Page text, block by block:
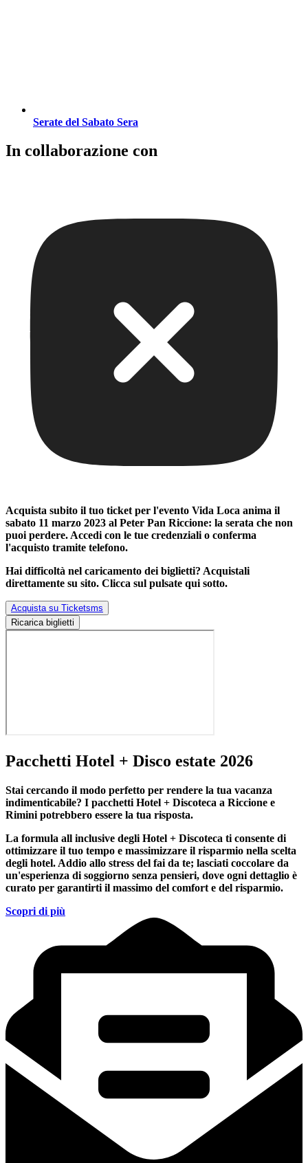
Serate del Sabato Sera
In collaborazione con
Acquista subito il tuo ticket per l'evento Vida Loca anima il
sabato 11 marzo 2023 al Peter Pan Riccione: la serata che non
puoi perdere. Accedi con le tue credenziali o conferma
l'acquisto tramite telefono.
Hai difficoltà nel caricamento dei biglietti? Acquistali
direttamente su sito. Clicca sul pulsate qui sotto.
Acquista su Ticketsms
Ricarica biglietti
Pacchetti Hotel + Disco estate 2026
Stai cercando il modo perfetto per rendere la tua vacanza
indimenticabile? I pacchetti Hotel + Discoteca a Riccione e
Rimini potrebbero essere la tua risposta.
La formula all inclusive degli Hotel + Discoteca ti consente di
ottimizzare il tuo tempo e massimizzare il risparmio nella scelta
degli hotel. Addio allo stress del fai da te; lasciati coccolare da
un'esperienza di soggiorno senza pensieri, dove ogni dettaglio è
curato per garantirti il massimo del comfort e del risparmio.
Scopri di più